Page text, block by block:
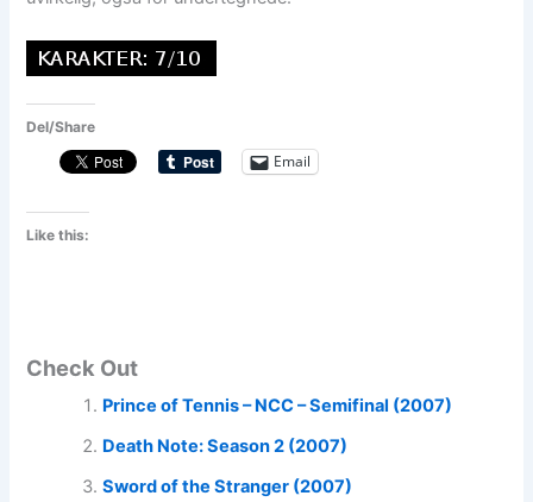
Del/Share
Email
Like this:
Check Out
Prince of Tennis – NCC – Semifinal (2007)
Death Note: Season 2 (2007)
Sword of the Stranger (2007)